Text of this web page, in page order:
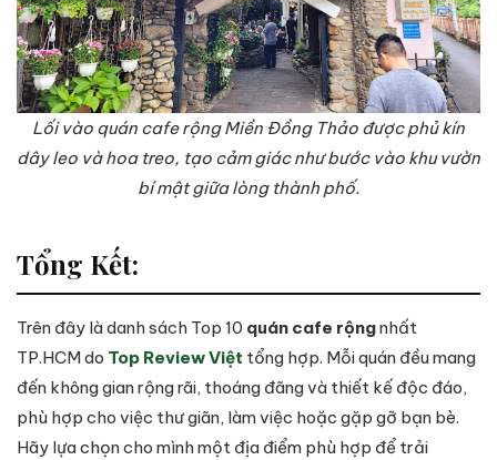
Lối vào quán cafe rộng Miền Đồng Thảo được phủ kín
dây leo và hoa treo, tạo cảm giác như bước vào khu vườn
bí mật giữa lòng thành phố.
Tổng Kết:
Trên đây là danh sách Top 10 quán cafe rộngnhất
TP.HCM do Top Review Việt tổng hợp. Mỗi quán đều mang
đến không gian rộng rãi, thoáng đãng và thiết kế độc đáo,
phù hợp cho việc thư giãn, làm việc hoặc gặp gỡ bạn bè.
Hãy lựa chọn cho mình một địa điểm phù hợp để trải